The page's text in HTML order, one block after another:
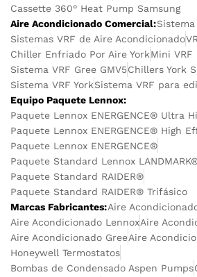
Cassette 360° Heat Pump Samsung
Aire Acondicionado Comercial:Sistema
Sistemas VRF de Aire Acondicionado
Chiller Enfriado Por Aire YorkMini VRF
Sistema VRF Gree GMV5Chillers York
Sistema VRF YorkSistema VRF para
Equipo Paquete Lennox:
Paquete Lennox ENERGENCE® Ultra
Paquete Lennox ENERGENCE® High
Paquete Lennox ENERGENCE®
Paquete Standard Lennox
Paquete Standard RAIDER®
Paquete Standard RAIDER® Trifásico
Marcas Fabricantes:Aire
Aire Acondicionado LennoxAire
Aire Acondicionado GreeAire
Honeywell Termostatos
Bombas de Condensado Aspen Pumps